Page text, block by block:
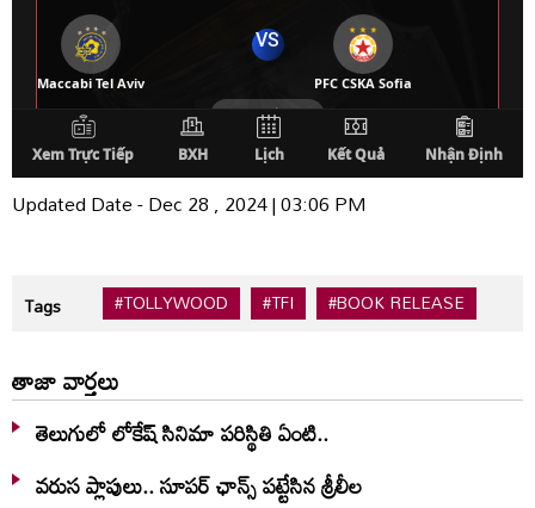
Updated Date - Dec 28 , 2024 | 03:06 PM
Tags #TOLLYWOOD #TFI #BOOK RELEASE
తాజా వార్తలు
తెలుగులో లోకేష్ సినిమా పరిస్థితి ఏంటి..
వరుస ప్లాపులు.. సూపర్ ఛాన్స్ పట్టేసిన శ్రీలీల